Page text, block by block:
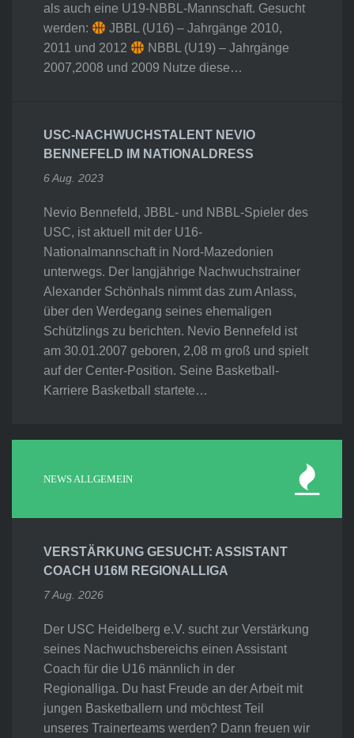
als auch eine U19-NBBL-Mannschaft. Gesucht
werden:
JBBL (U16) – Jahrgänge 2010,
2011 und 2012
NBBL (U19) – Jahrgänge
2007,2008 und 2009 Nutze diese…
USC-NACHWUCHSTALENT NEVIO
BENNEFELD IM NATIONALDRESS
6 Aug. 2023
Nevio Bennefeld, JBBL- und NBBL-Spieler des
USC, ist aktuell mit der U16-
Nationalmannschaft in Nord-Mazedonien
unterwegs. Der langjährige Nachwuchstrainer
Alexander Schönhals nimmt das zum Anlass,
über den Werdegang seines ehemaligen
Schützlings zu berichten. Nevio Bennefeld ist
am 30.01.2007 geboren, 2,08 m groß und spielt
auf der Center-Position. Seine Basketball-
Karriere Basketball startete…
NEWS ALLGEMEIN
VERSTÄRKUNG GESUCHT: ASSISTANT
COACH U16M REGIONALLIGA
7 Aug. 2026
Der USC Heidelberg e.V. sucht zur Verstärkung
seines Nachwuchsbereichs einen Assistant
Coach für die U16 männlich in der
Regionalliga. Du hast Freude an der Arbeit mit
jungen Basketballern und möchtest Teil
unseres Trainerteams werden? Dann freuen wir